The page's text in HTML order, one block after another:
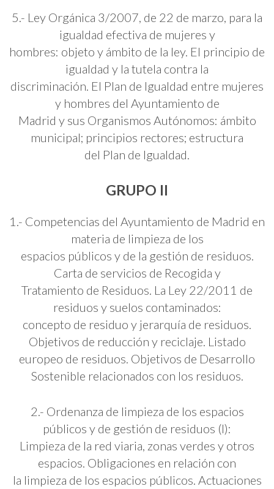
5.- Ley Orgánica 3/2007, de 22 de marzo, para la
igualdad efectiva de mujeres y
hombres: objeto y ámbito de la ley. El principio de
igualdad y la tutela contra la
discriminación. El Plan de Igualdad entre mujeres
y hombres del Ayuntamiento de
Madrid y sus Organismos Autónomos: ámbito
municipal; principios rectores; estructura
del Plan de Igualdad.
GRUPO II
1.- Competencias del Ayuntamiento de Madrid en
materia de limpieza de los
espacios públicos y de la gestión de residuos.
Carta de servicios de Recogida y
Tratamiento de Residuos. La Ley 22/2011 de
residuos y suelos contaminados:
concepto de residuo y jerarquía de residuos.
Objetivos de reducción y reciclaje. Listado
europeo de residuos. Objetivos de Desarrollo
Sostenible relacionados con los residuos.
2.- Ordenanza de limpieza de los espacios
públicos y de gestión de residuos (I):
Limpieza de la red viaria, zonas verdes y otros
espacios. Obligaciones en relación con
la limpieza de los espacios públicos. Actuaciones